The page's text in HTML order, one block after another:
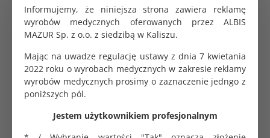
Informujemy, że niniejsza strona zawiera reklamę
wyrobów medycznych oferowanych przez ALBIS
MAZUR Sp. z o.o. z siedzibą w Kaliszu.
Mając na uwadze regulację ustawy z dnia 7 kwietania
2022 roku o wyrobach medycznych w zakresie reklamy
wyrobów medycznych prosimy o zaznaczenie jedngo z
poniższych pól.
Jestem użytkownikiem profesjonalnym
jednorazowego użycia.
Specyfikacja techniczna i kluczowe cechy
wielkości pól operacyjnych.
Materiał: częściowo oksydowana, regenerowana
celuloza, zapewniająca hemostazę i
biodegradowalność.
Klasa wyrobu medycznego: IIa i IIb, zgodna z
klasyfikacją MDR.